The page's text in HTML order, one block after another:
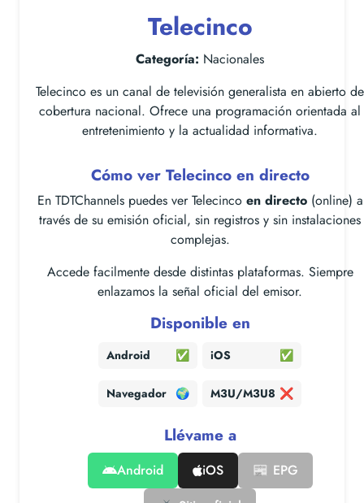
Telecinco
Categoría: Nacionales
Telecinco es un canal de televisión generalista en abierto de
cobertura nacional. Ofrece una programación orientada al
entretenimiento y la actualidad informativa.
Cómo ver Telecinco en directo
En TDTChannels puedes ver Telecinco en directo(online) a
través de su emisión oficial, sin registros y sin instalaciones
complejas.
Accede facilmente desde distintas plataformas. Siempre
enlazamos la señal oficial del emisor.
Disponible en
Android ✅ iOS ✅
Navegador 🌍 M3U/M3U8 ❌
Llévame a
Android iOS
📰 EPG